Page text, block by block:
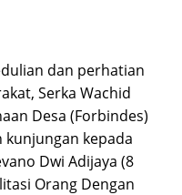
dan perhatian
Serka Wachid
Desa (Forbindes)
kunjungan kepada
Dwi Adijaya (8
Orang Dengan